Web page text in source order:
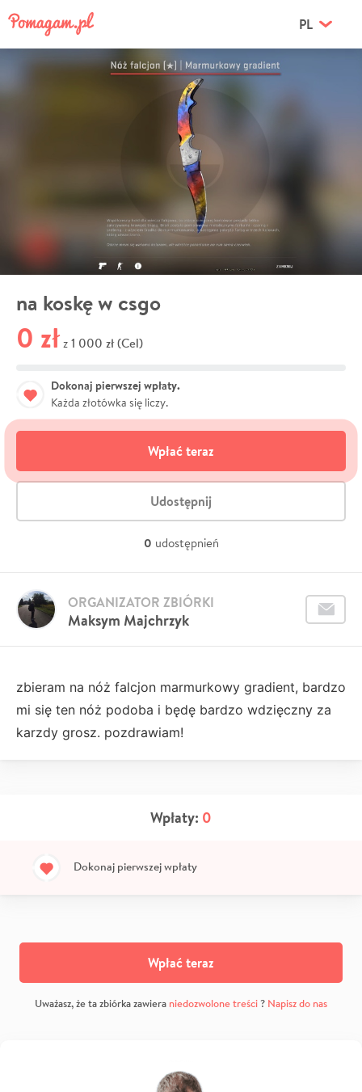
PL
na koskę w csgo
0 zł z 1 000 zł (Cel)
Dokonaj pierwszej wpłaty.
Każda złotówka się liczy.
Wpłać teraz
Udostępnij
0 udostępnień
Maksym Majchrzyk
ORGANIZATOR ZBIÓRKI
zbieram na nóż falcjon marmurkowy gradient, bardzo
mi się ten nóż podoba i będę bardzo wdzięczny za
karzdy grosz. pozdrawiam!
Wpłaty: 0
Dokonaj pierwszej wpłaty
Wpłać teraz
Uważasz, że ta zbiórka zawiera niedozwolone treści? Napisz do nas